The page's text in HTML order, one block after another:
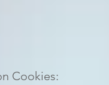
Cookies: